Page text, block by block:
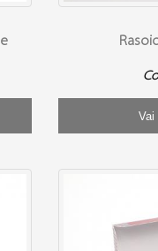
Vai